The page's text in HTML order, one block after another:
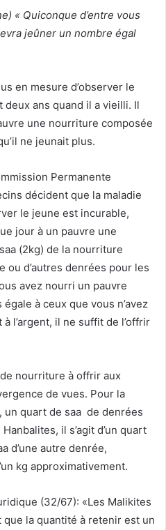
« Quiconque d’entre vous
jeûner un nombre égal
en mesure d’observer le
deux ans quand il a vieilli. Il
une nourriture composée
ne jeunait plus.
Permanente
décident que la maladie
le jeune est incurable,
jour à un pauvre une
(2kg) de la nourriture
ou d’autres denrées pour les
avez nourri un pauvre
à ceux que vous n’avez
l’argent, il ne suffit de l’offrir
nourriture à offrir aux
de vues. Pour la
quart de saa de denrées
il s’agit d’un quart
d’une autre denrée,
kg approximativement.
(32/67): «Les Malikites
la quantité à retenir est un